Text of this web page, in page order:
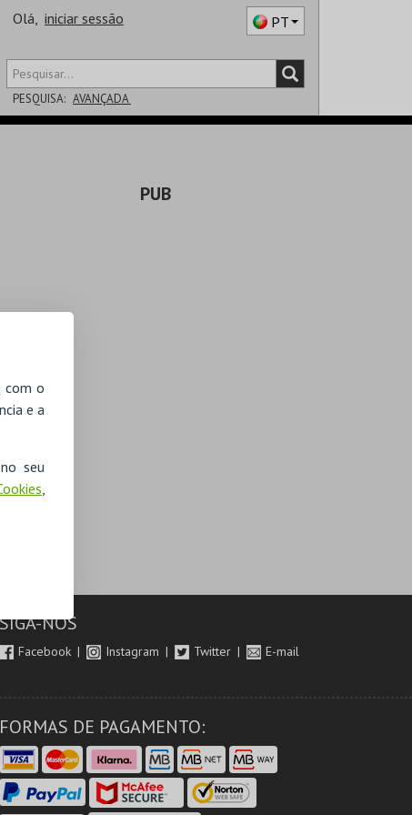
com o
e a
seu
,
Olá, iniciar sessão PT
PESQUISA: AVANÇADA
PUB
SIGA-NOS
Facebook Instagram Twitter E-mail
FORMAS DE PAGAMENTO: